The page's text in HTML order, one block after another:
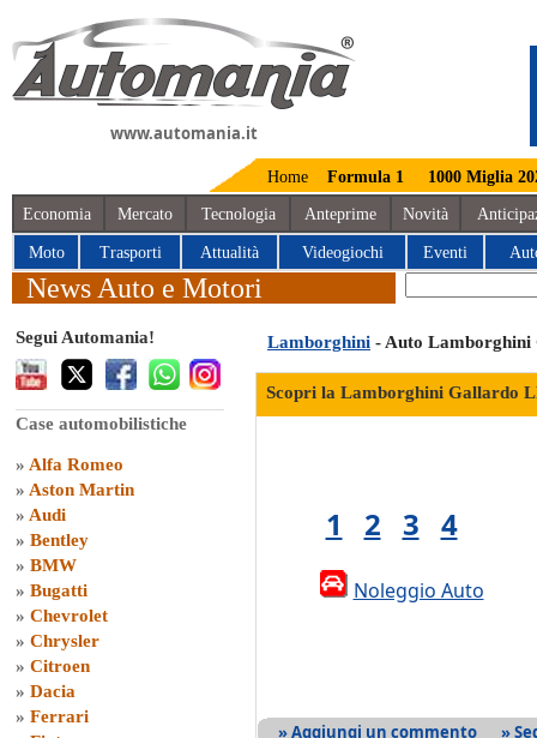
www.automania.it
Home Formula 1 1000 Miglia
Economia Mercato Tecnologia Anteprime Novità
Moto Trasporti Attualità Videogiochi Eventi
News Auto e Motori
Segui Automania!
Case automobilistiche
» Alfa Romeo
» Aston Martin
» Audi
» Bentley
» BMW
» Bugatti
» Chevrolet
» Chrysler
» Citroen
» Dacia
» Ferrari
Lamborghini - Auto Lamborghini
Scopri la Lamborghini Gallardo
1 2 3 4
Noleggio Auto
» Aggiungi un commento »